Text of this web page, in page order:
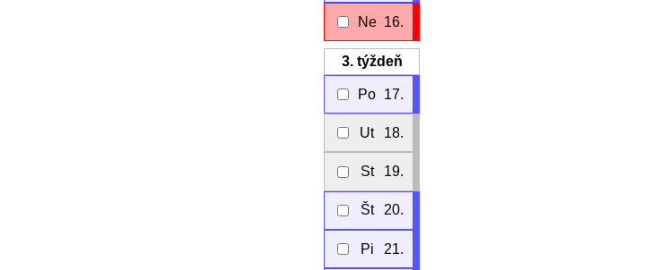
Ne 16.
3.týždeň
Po 17.
Ut 18.
St 19.
Št 20.
Pi 21.